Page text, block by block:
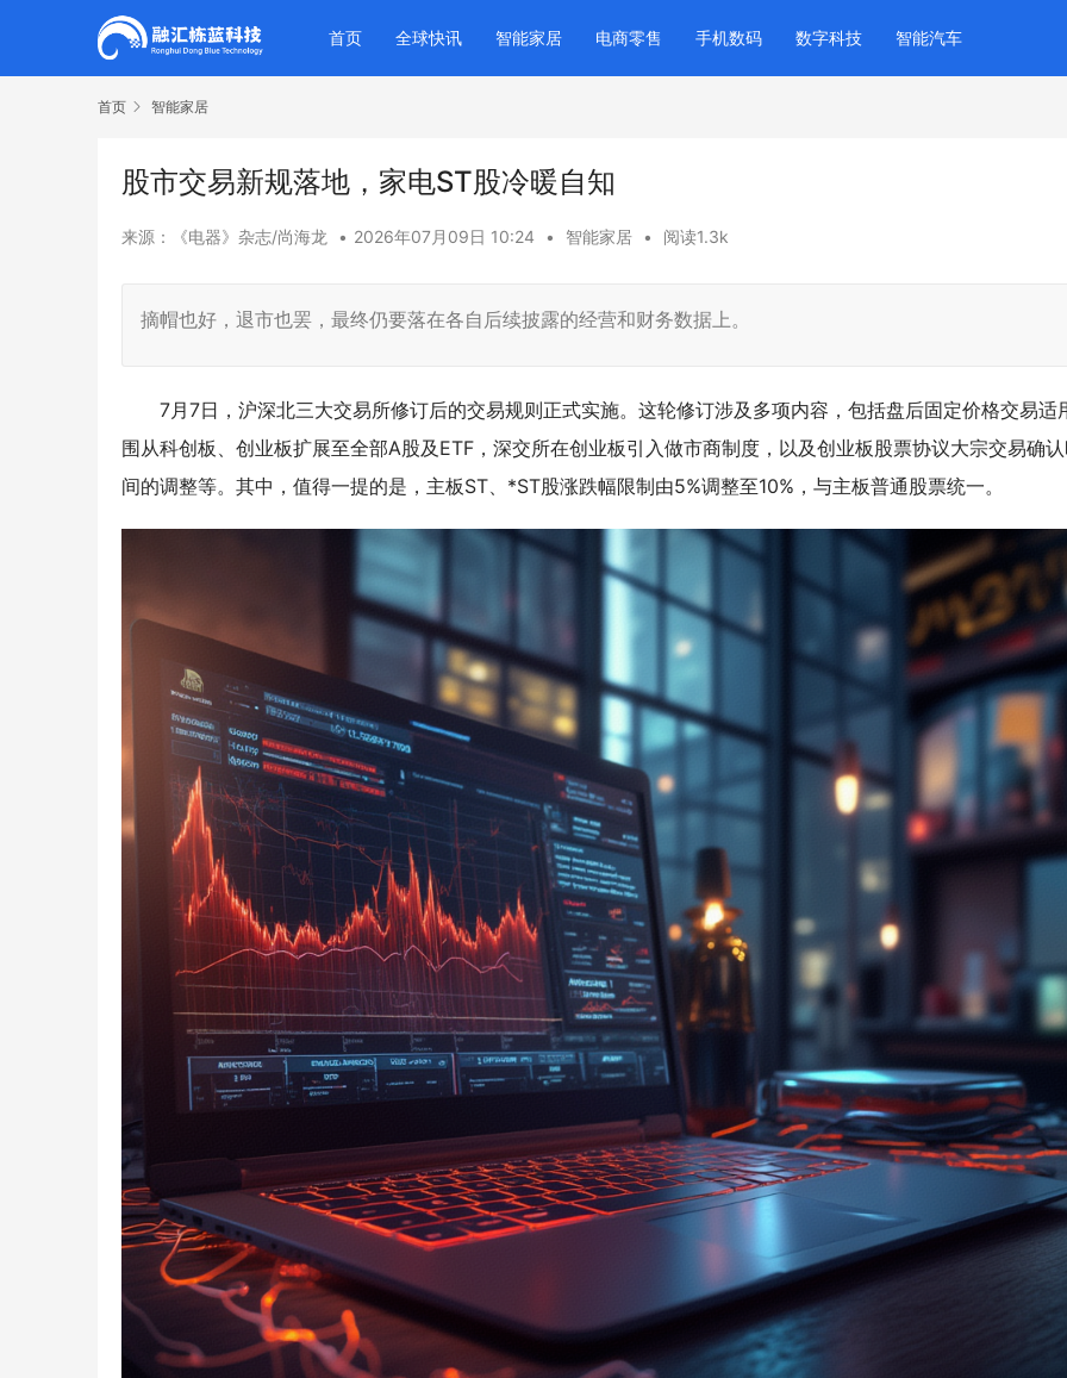
首页 全球快讯 智能家居 电商零售 手机数码 数字科技 智能汽车
首页 智能家居
股市交易新规落地，家电ST股冷暖自知
来源：《电器》杂志/尚海龙 • 2026年07月09日 10:24 • 智能家居 • 阅读1.3k
摘帽也好，退市也罢，最终仍要落在各自后续披露的经营和财务数据上。
7月7日，沪深北三大交易所修订后的交易规则正式实施。这轮修订涉及多项内容，包括盘后固定价格交易适
围从科创板、创业板扩展至全部A股及ETF，深交所在创业板引入做市商制度，以及创业板股票协议大宗交易确
间的调整等。其中，值得一提的是，主板ST、*ST股涨跌幅限制由5%调整至10%，与主板普通股票统一。